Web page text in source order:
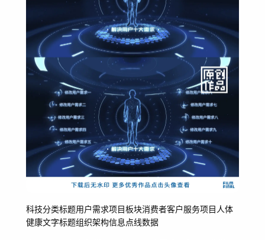
科技分类标题用户需求项目板块消费者客户服务项目人体
健康文字标题组织架构信息点线数据